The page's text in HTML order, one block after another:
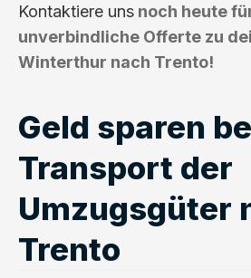
Kontaktiere uns noch heute
unverbindliche Offerte zu
Winterthur nach Trento!
Geld sparen
Transport der
Umzugsgüter
Trento